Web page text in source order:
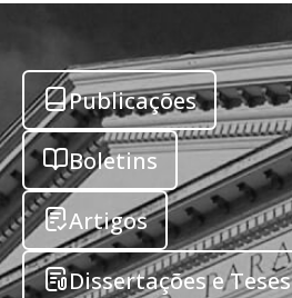
Publicações
Boletins
Artigos
Dissertações e Teses